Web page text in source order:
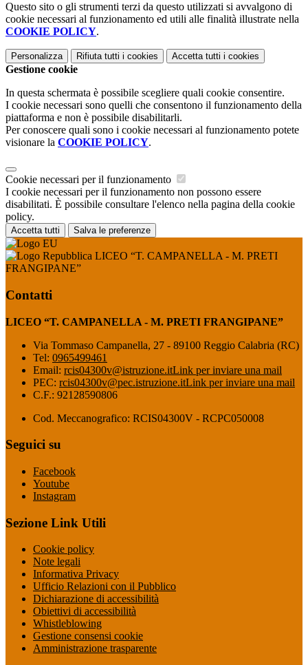
Questo sito o gli strumenti terzi da questo utilizzati si avvalgono di
cookie necessari al funzionamento ed utili alle finalità illustrate nella
COOKIE POLICY.
Personalizza Rifiuta tutti i cookies Accetta tutti i cookies
Gestione cookie
In questa schermata è possibile scegliere quali cookie consentire.
I cookie necessari sono quelli che consentono il funzionamento della
piattaforma e non è possibile disabilitarli.
Per conoscere quali sono i cookie necessari al funzionamento potete
visionare la COOKIE POLICY.
Cookie necessari per il funzionamento
I cookie necessari per il funzionamento non possono essere
disabilitati. È possibile consultare l'elenco nella pagina della cookie
policy.
Accetta tutti Salva le preferenze
LICEO “T. CAMPANELLA - M. PRETI
FRANGIPANE”
Contatti
LICEO “T. CAMPANELLA - M. PRETI FRANGIPANE”
Via Tommaso Campanella, 27 - 89100 Reggio Calabria (RC)
Tel: 0965499461
Email: rcis04300v@istruzione.itLink per inviare una mail
PEC: rcis04300v@pec.istruzione.itLink per inviare una mail
C.F.: 92128590806
Cod. Meccanografico: RCIS04300V - RCPC050008
Seguici su
Facebook
Youtube
Instagram
Sezione Link Utili
Cookie policy
Note legali
Informativa Privacy
Ufficio Relazioni con il Pubblico
Dichiarazione di accessibilità
Obiettivi di accessibilità
Whistleblowing
Gestione consensi cookie
Amministrazione trasparente